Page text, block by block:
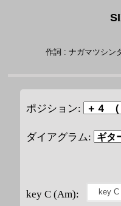
作詞 : ナガマツシ
ポジション:
ダイアグラム:
key C (Am):